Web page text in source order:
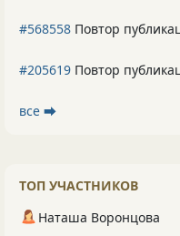
#568558 Повтор
#205619 Повтор
все ⮕
ТОП УЧАСТНИКОВ
Наташа Воронцова